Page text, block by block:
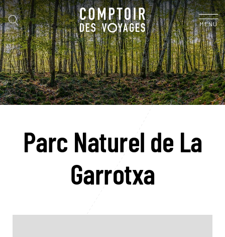
MENU
Parc Naturel de La
Garrotxa